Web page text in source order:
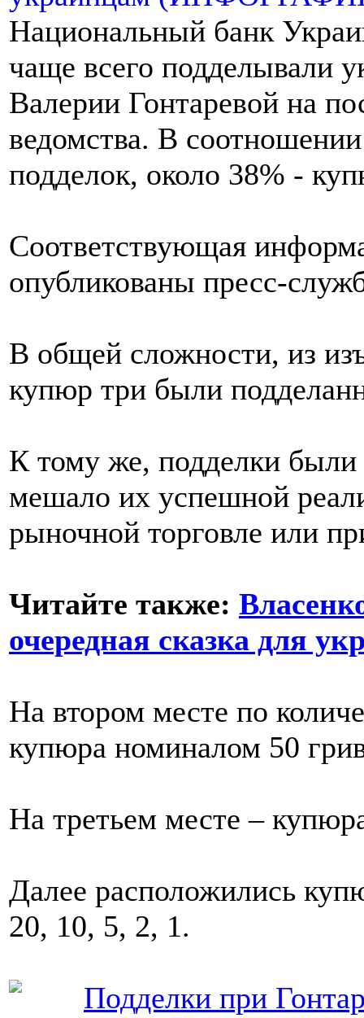
Национальный банк
чаще всего подделывали
Валерии Гонтаревой на
ведомства. В
подделок, около 38% -
Соответствующая
опубликованы пресс-
В общей сложности, из
купюр три были
К тому же, подделки были
мешало их успешной
рыночной торговле или
Читайте также:
очередная сказка для
На втором месте по
купюра номиналом 50
На третьем месте –
Далее расположились
20, 10, 5, 2, 1.